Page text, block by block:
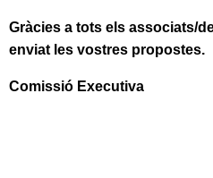
Gràcies a tots els associats/
enviat les vostres propostes.
Comissió Executiva